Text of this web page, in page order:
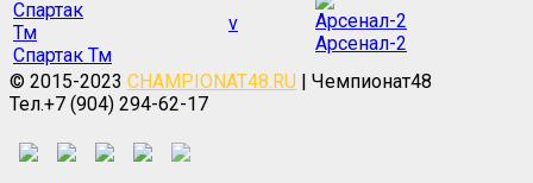
Спартак Тм
v
Арсенал-2
© 2015-2023 CHAMPIONAT48.RU | Чемпионат48
Тел.+7 (904) 294-62-17